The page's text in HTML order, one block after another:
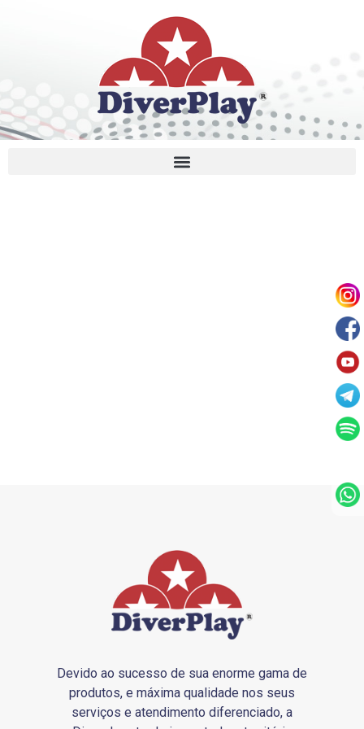
Devido ao sucesso de sua enorme gama de
produtos, e máxima qualidade nos seus
serviços e atendimento diferenciado, a